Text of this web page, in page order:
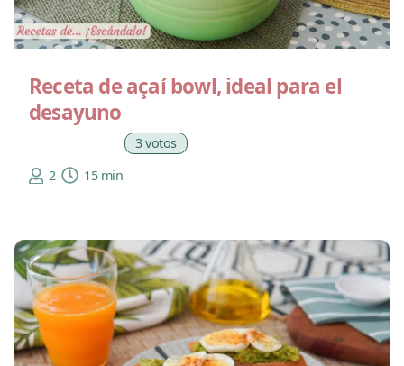
Receta de açaí bowl, ideal para el
desayuno
3 votos
2
15 min